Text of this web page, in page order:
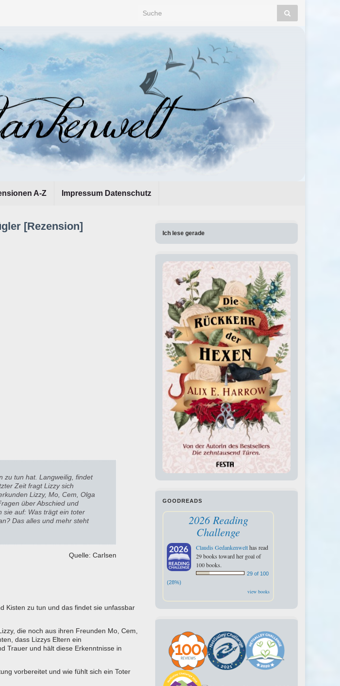
A-Z Impressum Datenschutz
[Rezension]
zu tun hat. Langweilig, findet
Zeit fragt Lizzy sich
Lizzy, Mo, Cem, Olga
über Abschied und
sie auf: Was trägt ein toter
Das alles und mehr steht
Quelle: Carlsen
Kisten zu tun und das findet sie unfassbar
die noch aus ihren Freunden Mo, Cem,
dass Lizzys Eltern ein
Trauer und hält diese Erkenntnisse in
vorbereitet und wie fühlt sich ein Toter
Ich lese gerade
GOODREADS
2026 Reading
Challenge
Claudis Gedankenwelthas read
29 books toward her goal of
100 books.
29 of 100
(28%)
view books